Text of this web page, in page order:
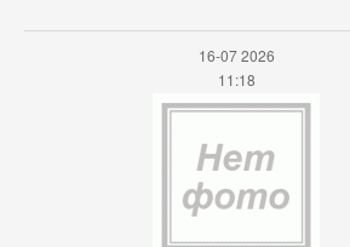
16-07 2026
11:18